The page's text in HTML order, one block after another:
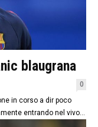
blaugrana
0
in corso a dir poco
entrando nel vivo...